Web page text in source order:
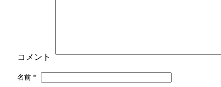
コメント
名前 *